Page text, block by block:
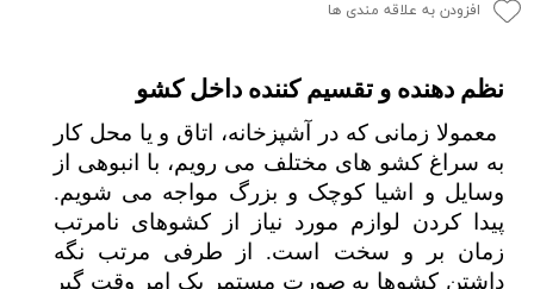
افزودن به علاقه مندی ها
نظم دهنده و تقسیم کننده داخل کشو
معمولا زمانی که در آشپزخانه، اتاق و یا محل کار
به سراغ کشو های مختلف می رویم، با انبوهی از
وسایل و اشیا کوچک و بزرگ مواجه می شویم.
پیدا کردن لوازم مورد نیاز از کشوهای نامرتب
زمان بر و سخت است. از طرفی مرتب نگه
داشتن کشوها به صورت مستمر یک امر وقت گیر